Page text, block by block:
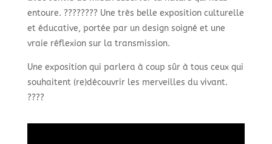
entoure. ???????? Une très belle exposition culturelle
et éducative, portée par un design soigné et une
vraie réflexion sur la transmission.
Une exposition qui parlera à coup sûr à tous ceux qui
souhaitent (re)découvrir les merveilles du vivant.
????